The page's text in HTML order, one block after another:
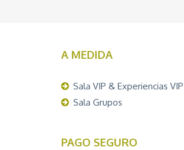
A MEDIDA
Sala VIP & Experiencias VIP
Sala Grupos
PAGO SEGURO